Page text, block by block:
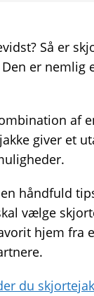
Så er
er nemlig
af
giver et
håndfuld
vælge
hjem fra
du